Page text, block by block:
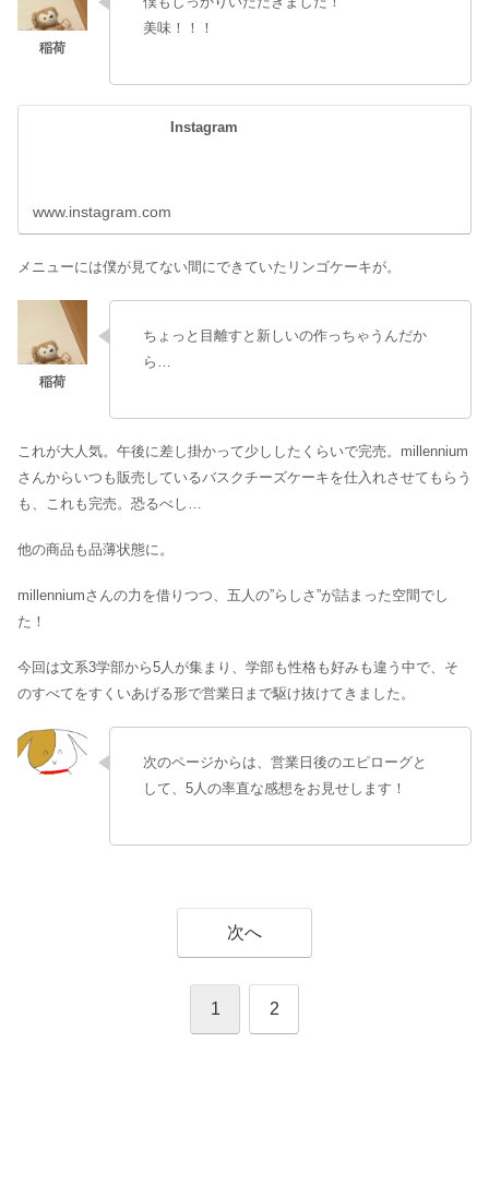
美味！！！
Instagram
www.instagram.com
メニューには僕が見てない間にできていたリンゴケーキが。
ちょっと目離すと新しいの作っちゃうんだか
ら…
これが大人気。午後に差し掛かって少ししたくらいで完売。millennium
さんからいつも販売しているバスクチーズケーキを仕入れさせてもらう
も、これも完売。恐るべし…
他の商品も品薄状態に。
millenniumさんの力を借りつつ、五人の”らしさ”が詰まった空間でし
た！
今回は文系3学部から5人が集まり、学部も性格も好みも違う中で、そ
のすべてをすくいあげる形で営業日まで駆け抜けてきました。
次のページからは、営業日後のエピローグと
して、5人の率直な感想をお見せします！
次へ
1 2